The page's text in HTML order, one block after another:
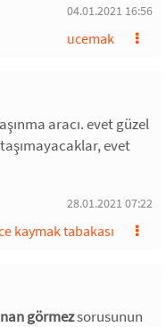
04.01.2021 16:56
ucemak
aracı. evet güzel
evet
28.01.2021 07:22
kaymak tabakası
görmezsorusunun